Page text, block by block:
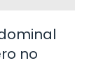
no